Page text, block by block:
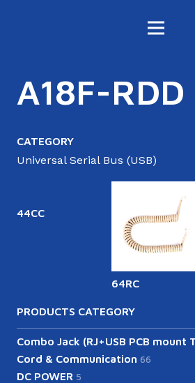
A18F-RDD
CATEGORY
Universal Serial Bus (USB)
44CC
64RC
PRODUCTS CATEGORY
Combo Jack (RJ+USB PCB mount
Cord & Communication 66
DC POWER 5